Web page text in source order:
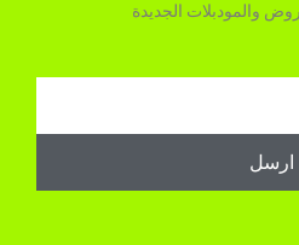
والمودبلات الجديدة
ارسل